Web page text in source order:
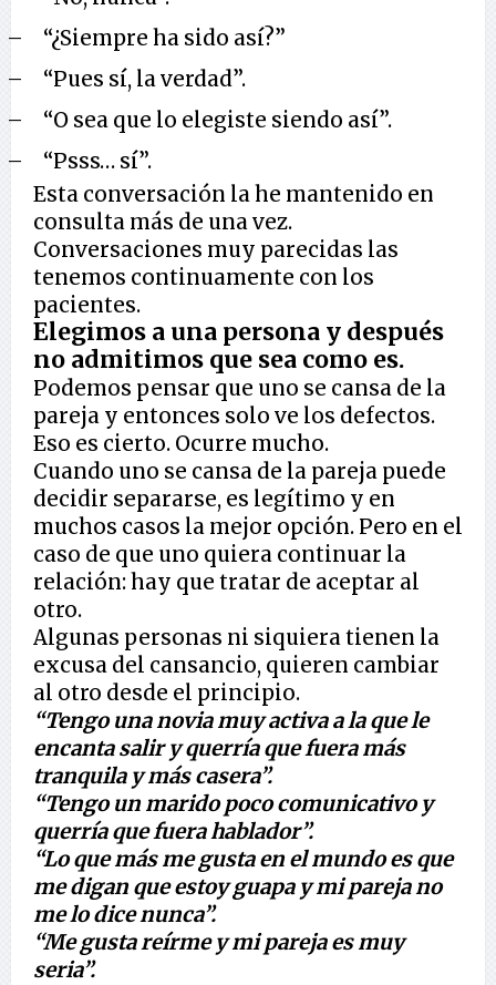
–
“¿Siempre ha sido así?”
–
“Pues sí, la verdad”.
–
“O sea que lo elegiste siendo así”.
–
“Psss… sí”.
Esta conversación la he mantenido en
consulta más de una vez.
Conversaciones muy parecidas las
tenemos continuamente con los
pacientes.
Elegimos a una persona y después
no admitimos que sea como es.
Podemos pensar que uno se cansa de la
pareja y entonces solo ve los defectos.
Eso es cierto. Ocurre mucho.
Cuando uno se cansa de la pareja puede
decidir separarse, es legítimo y en
muchos casos la mejor opción. Pero en el
caso de que uno quiera continuar la
relación: hay que tratar de aceptar al
otro.
Algunas personas ni siquiera tienen la
excusa del cansancio, quieren cambiar
al otro desde el principio.
“Tengo una novia muy activa a la que le
encanta salir y querría que fuera más
tranquila y más casera”.
“Tengo un marido poco comunicativo y
querría que fuera hablador”.
“Lo que más me gusta en el mundo es que
me digan que estoy guapa y mi pareja no
me lo dice nunca”.
“Me gusta reírme y mi pareja es muy
seria”.